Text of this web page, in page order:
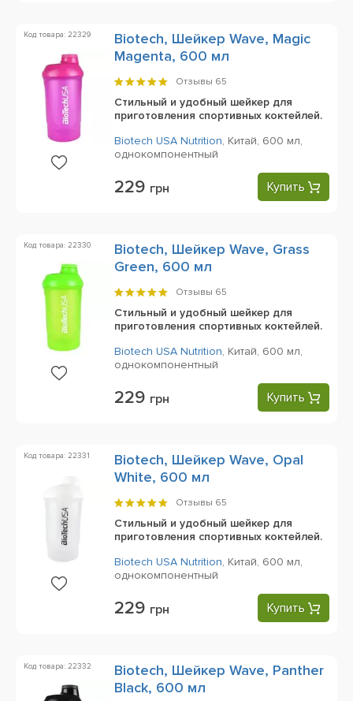
Код товара: 22329
Biotech, Шейкер Wave, Magic
Magenta, 600 мл
Отзывы 65
Стильный и удобный шейкер для
приготовления спортивных коктейлей.
Biotech USA Nutrition, Китай, 600 мл,
однокомпонентный
229 грн Купить
Код товара: 22330
Biotech, Шейкер Wave, Grass
Green, 600 мл
Отзывы 65
Стильный и удобный шейкер для
приготовления спортивных коктейлей.
Biotech USA Nutrition, Китай, 600 мл,
однокомпонентный
229 грн Купить
Код товара: 22331
Biotech, Шейкер Wave, Opal
White, 600 мл
Отзывы 65
Стильный и удобный шейкер для
приготовления спортивных коктейлей.
Biotech USA Nutrition, Китай, 600 мл,
однокомпонентный
229 грн Купить
Код товара: 22332
Biotech, Шейкер Wave, Panther
Black, 600 мл